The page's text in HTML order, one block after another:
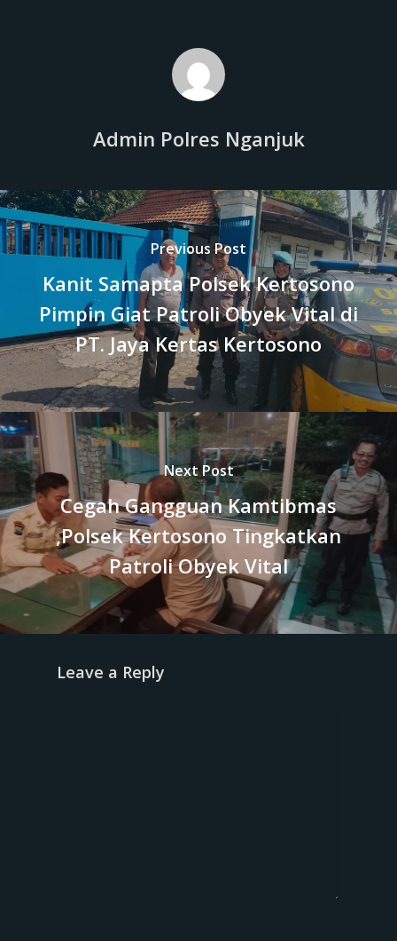
Admin Polres Nganjuk
Previous Post
Kanit Samapta Polsek Kertosono
Pimpin Giat Patroli Obyek Vital di
PT. Jaya Kertas Kertosono
Next Post
Cegah Gangguan Kamtibmas
,Polsek Kertosono Tingkatkan
Patroli Obyek Vital
Leave a Reply